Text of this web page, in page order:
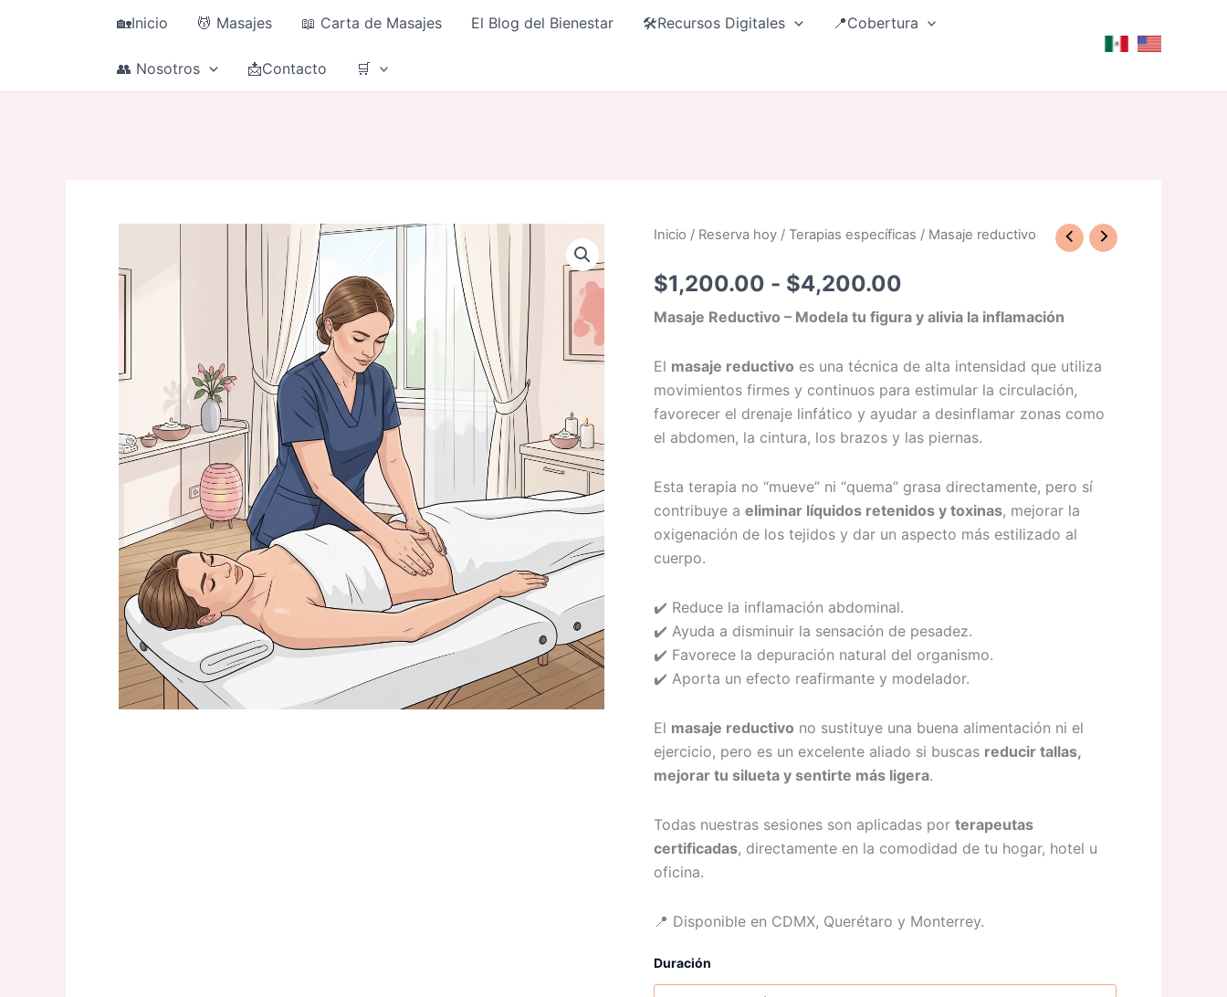
🏡Inicio 💆 Masajes 📖 Carta de Masajes El Blog del Bienestar 🛠️Recursos Digitales 📍Cobertura
👥 Nosotros 📩Contacto 🛒
Inicio / Reserva hoy /Terapias específicas / Masaje reductivo
$1,200.00 - $4,200.00
Rango
precios:
$1,200.00
hasta
$4,200.00
Masaje Reductivo – Modela tu figura y alivia la inflamación
El masaje reductivo es una técnica de alta intensidad que utiliza
movimientos firmes y continuos para estimular la circulación,
favorecer el drenaje linfático y ayudar a desinflamar zonas como
el abdomen, la cintura, los brazos y las piernas.
Esta terapia no “mueve” ni “quema” grasa directamente, pero sí
contribuye aeliminar líquidos retenidos y toxinas, mejorar la
oxigenación de los tejidos y dar un aspecto más estilizado al
cuerpo.
✔️ Reduce la inflamación abdominal.
✔️ Ayuda a disminuir la sensación de pesadez.
✔️ Favorece la depuración natural del organismo.
✔️ Aporta un efecto reafirmante y modelador.
El masaje reductivo no sustituye una buena alimentación ni el
ejercicio, pero es un excelente aliado si buscas reducir tallas,
mejorar tu silueta y sentirte más ligera.
Todas nuestras sesiones son aplicadas porterapeutas
certificadas, directamente en la comodidad de tu hogar, hotel u
oficina.
📍 Disponible en CDMX, Querétaro y Monterrey.
Duración
Masaje